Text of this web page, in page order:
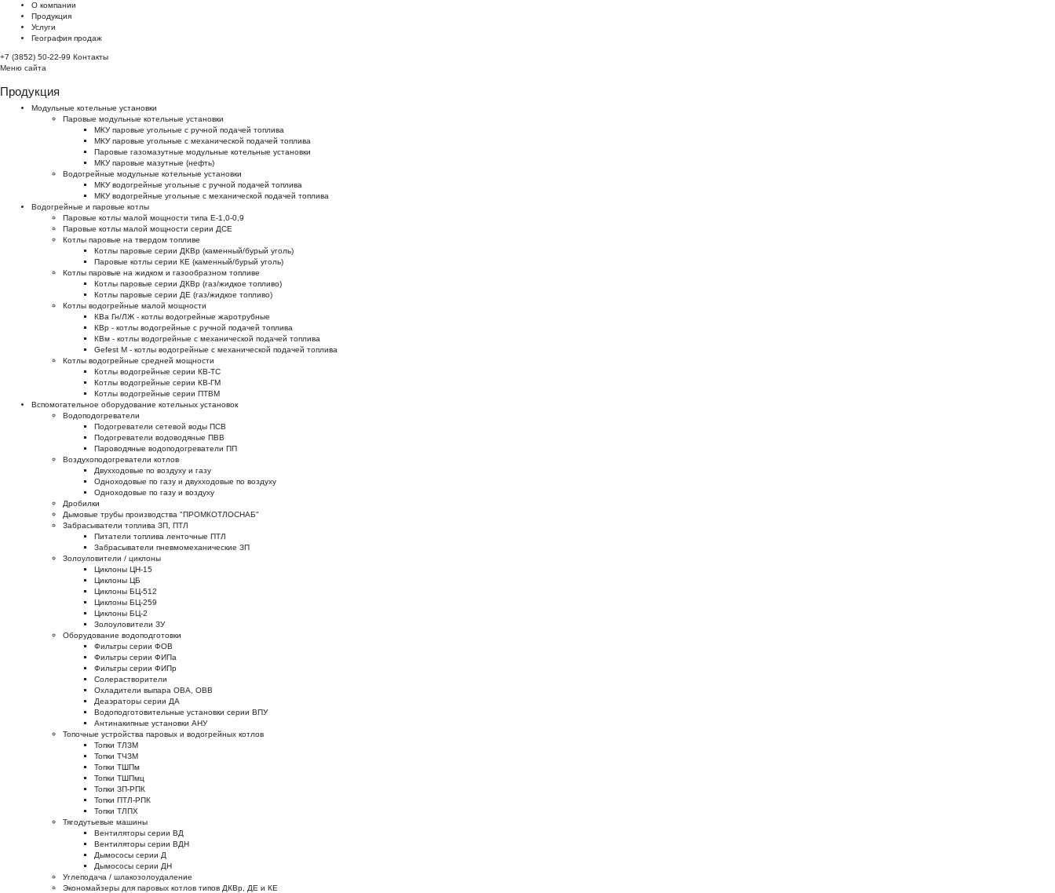
О компании
Продукция
Услуги
География продаж
+7 (3852) 50-22-99 Контакты
Меню сайта
Продукция
Модульные котельные установки
Паровые модульные котельные установки
МКУ паровые угольные с ручной подачей топлива
МКУ паровые угольные с механической подачей топлива
Паровые газомазутные модульные котельные установки
МКУ паровые мазутные (нефть)
Водогрейные модульные котельные установки
МКУ водогрейные угольные с ручной подачей топлива
МКУ водогрейные угольные с механической подачей топлива
Водогрейные и паровые котлы
Паровые котлы малой мощности типа Е-1,0-0,9
Паровые котлы малой мощности серии ДСЕ
Котлы паровые на твердом топливе
Котлы паровые серии ДКВр (каменный/бурый уголь)
Паровые котлы серии КЕ (каменный/бурый уголь)
Котлы паровые на жидком и газообразном топливе
Котлы паровые серии ДКВр (газ/жидкое топливо)
Котлы паровые серии ДЕ (газ/жидкое топливо)
Котлы водогрейные малой мощности
КВа Гн/ЛЖ - котлы водогрейные жаротрубные
КВр - котлы водогрейные с ручной подачей топлива
КВм - котлы водогрейные с механической подачей топлива
Gefest M - котлы водогрейные с механической подачей топлива
Котлы водогрейные средней мощности
Котлы водогрейные серии КВ-ТС
Котлы водогрейные серии КВ-ГМ
Котлы водогрейные серии ПТВМ
Вспомогательное оборудование котельных установок
Водоподогреватели
Подогреватели сетевой воды ПСВ
Подогреватели водоводяные ПВВ
Пароводяные водоподогреватели ПП
Воздухоподогреватели котлов
Двухходовые по воздуху и газу
Одноходовые по газу и двухходовые по воздуху
Одноходовые по газу и воздуху
Дробилки
Дымовые трубы производства "ПРОМКОТЛОСНАБ"
Забрасыватели топлива ЗП, ПТЛ
Питатели топлива ленточные ПТЛ
Забрасыватели пневмомеханические ЗП
Золоуловители / циклоны
Циклоны ЦН-15
Циклоны ЦБ
Циклоны БЦ-512
Циклоны БЦ-259
Циклоны БЦ-2
Золоуловители ЗУ
Оборудование водоподготовки
Фильтры серии ФОВ
Фильтры серии ФИПа
Фильтры серии ФИПр
Солерастворители
Охладители выпара ОВА, ОВВ
Деаэраторы серии ДА
Водоподготовительные установки серии ВПУ
Антинакипные установки АНУ
Топочные устройства паровых и водогрейных котлов
Топки ТЛЗМ
Топки ТЧЗМ
Топки ТШПм
Топки ТШПмц
Топки ЗП-РПК
Топки ПТЛ-РПК
Топки ТЛПХ
Тягодутьевые машины
Вентиляторы серии ВД
Вентиляторы серии ВДН
Дымососы серии Д
Дымососы серии ДН
Углеподача / шлакозолоудаление
Экономайзеры для паровых котлов типов ДКВр, ДЕ и КЕ